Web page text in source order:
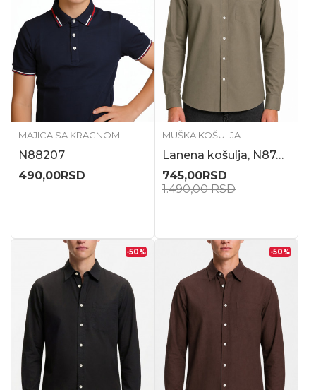
MAJICA SA KRAGNOM
N88207
490,00RSD
MUŠKA KOŠULJA
Lanena košulja, N87420
745,00RSD
1.490,00RSD
-50% -50%